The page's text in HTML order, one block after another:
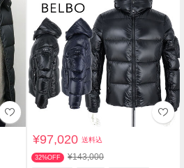
¥97,020送料込
32%OFF ¥143,000